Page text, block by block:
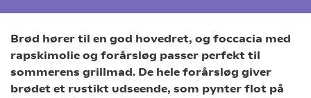
Brød hører til en god hovedret, og foccacia med
rapskimolie og forårsløg passer perfekt til
sommerens grillmad. De hele forårsløg giver
brødet et rustikt udseende, som pynter flot på